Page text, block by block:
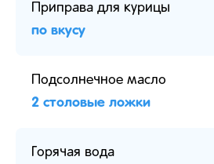
Приправа для курицы
по вкусу
Подсолнечное масло
2 столовые ложки
Горячая вода